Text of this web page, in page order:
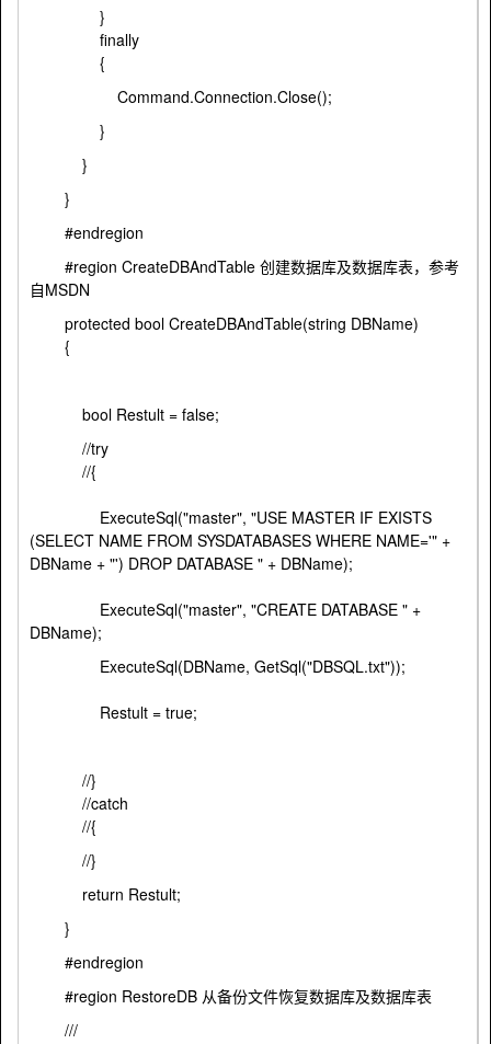
}
finally
{
Command.Connection.Close();
}
}
}
#endregion
#region CreateDBAndTable 创建数据库及数据库表，参考
自MSDN
protected bool CreateDBAndTable(string DBName)
{
bool Restult = false;
//try
//{
ExecuteSql("master", "USE MASTER IF EXISTS
(SELECT NAME FROM SYSDATABASES WHERE NAME='" +
DBName + "') DROP DATABASE " + DBName);
ExecuteSql("master", "CREATE DATABASE " +
DBName);
ExecuteSql(DBName, GetSql("DBSQL.txt"));
Restult = true;
//}
//catch
//{
//}
return Restult;
}
#endregion
#region RestoreDB 从备份文件恢复数据库及数据库表
///